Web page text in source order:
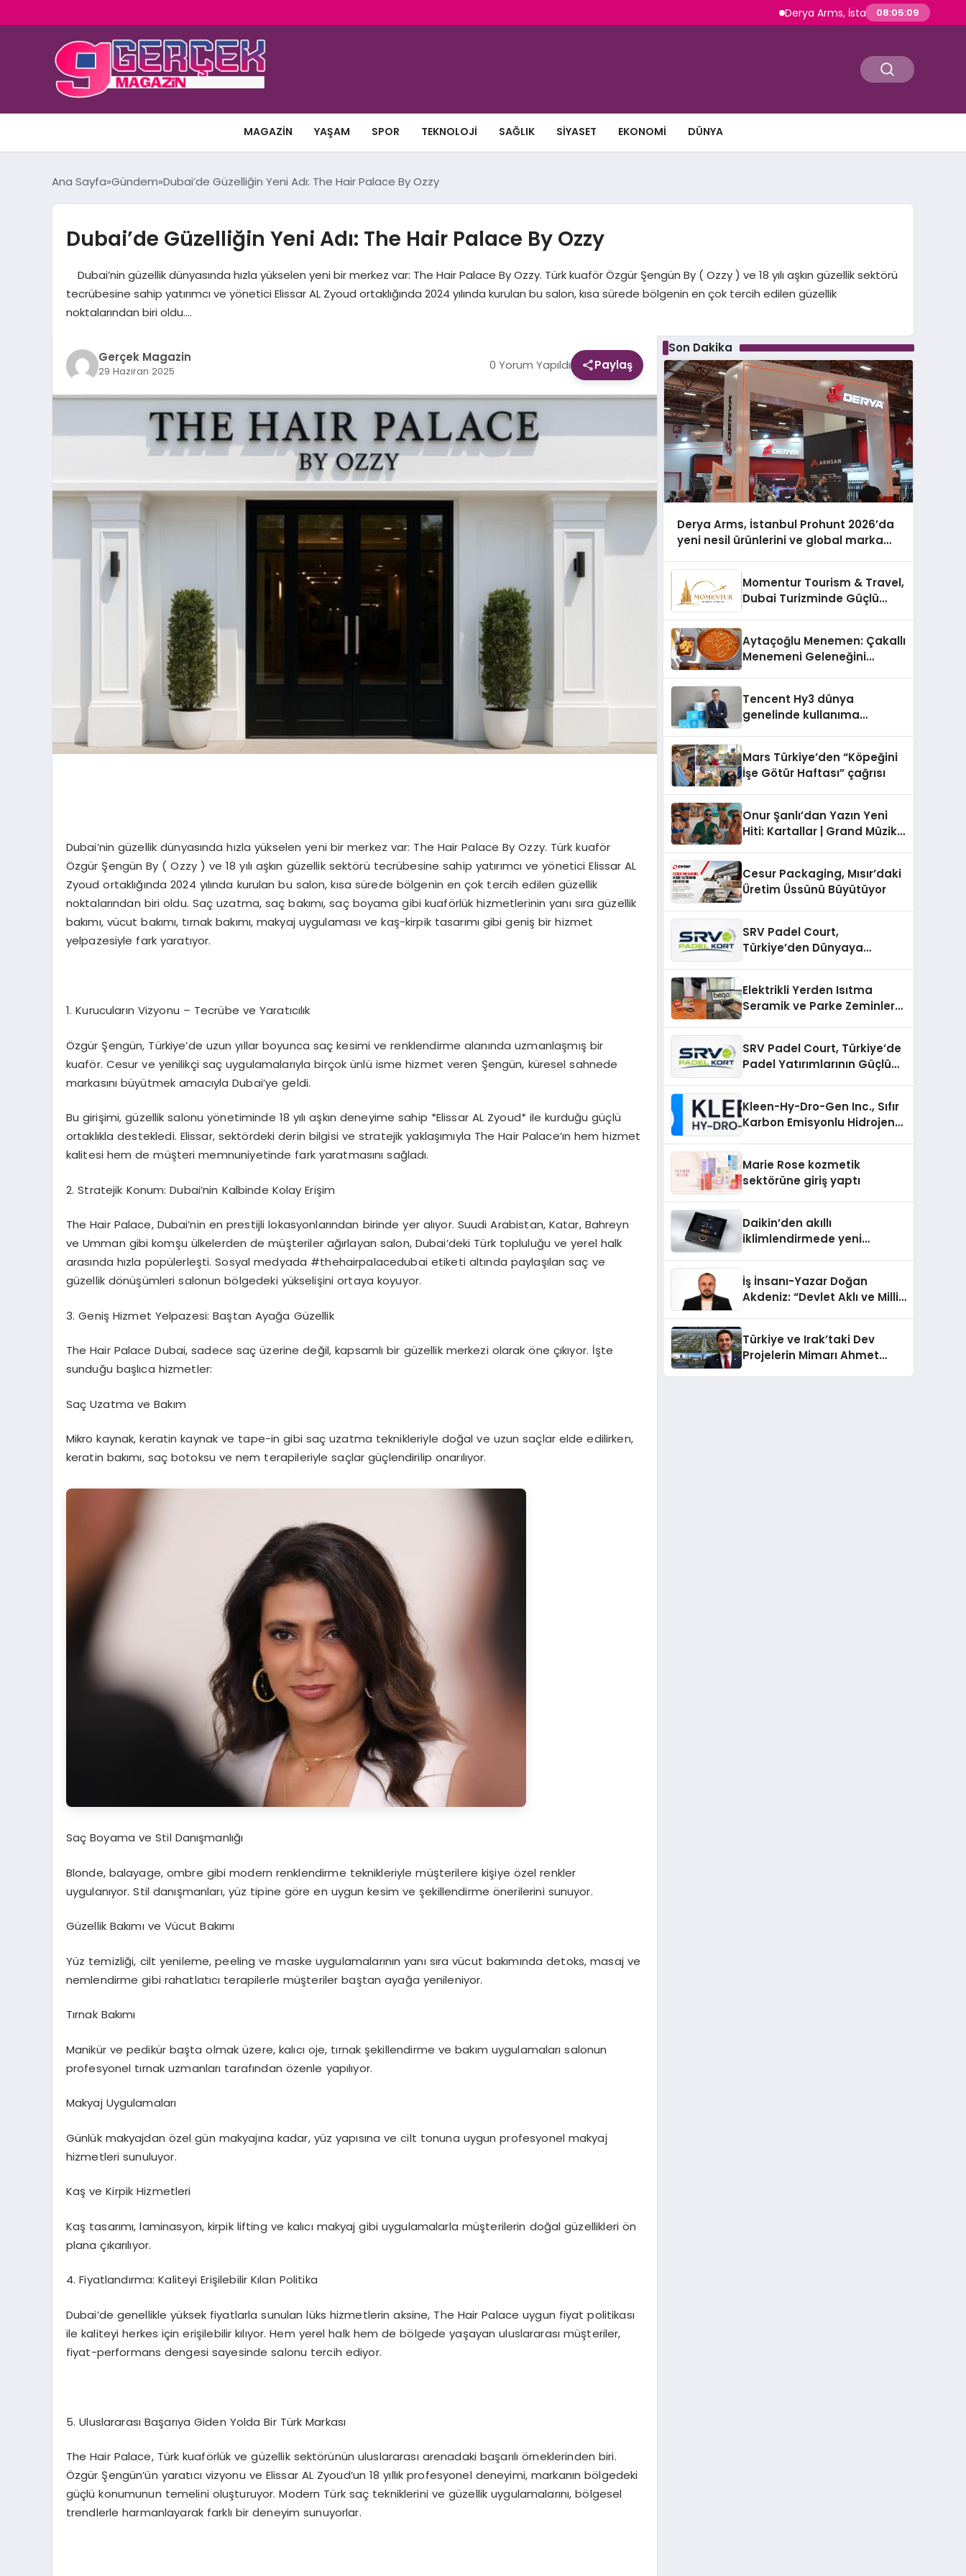
Derya Arms, İstanbul Prohunt 2026’da yeni
08:05:10
MAGAZIN YAŞAM SPOR TEKNOLOJI SAĞLIK SIYASET EKONOMI DÜNYA
Ana Sayfa Gündem Dubai’de Güzelliğin Yeni Adı: The Hair Palace By Ozzy
Dubai’de Güzelliğin Yeni Adı: The Hair Palace By Ozzy
Dubai’nin güzellik dünyasında hızla yükselen yeni bir merkez var: The Hair Palace By Ozzy. Türk kuaför Özgür Şengün By ( Ozzy ) ve 18 yılı aşkın güzellik sektörü
tecrübesine sahip yatırımcı ve yönetici Elissar AL Zyoud ortaklığında 2024 yılında kurulan bu salon, kısa sürede bölgenin en çok tercih edilen güzellik
noktalarından biri oldu….
Gerçek Magazin
29 Haziran 2025 0 Yorum Yapıldı Paylaş
Dubai’nin güzellik dünyasında hızla yükselen yeni bir merkez var: The Hair Palace By Ozzy. Türk kuaför
Özgür Şengün By ( Ozzy ) ve 18 yılı aşkın güzellik sektörü tecrübesine sahip yatırımcı ve yönetici Elissar AL
Zyoud ortaklığında 2024 yılında kurulan bu salon, kısa sürede bölgenin en çok tercih edilen güzellik
noktalarından biri oldu. Saç uzatma, saç bakımı, saç boyama gibi kuaförlük hizmetlerinin yanı sıra güzellik
bakımı, vücut bakımı, tırnak bakımı, makyaj uygulaması ve kaş-kirpik tasarımı gibi geniş bir hizmet
yelpazesiyle fark yaratıyor.
1.⁠ ⁠Kurucuların Vizyonu – Tecrübe ve Yaratıcılık
Özgür Şengün, Türkiye’de uzun yıllar boyunca saç kesimi ve renklendirme alanında uzmanlaşmış bir
kuaför. Cesur ve yenilikçi saç uygulamalarıyla birçok ünlü isme hizmet veren Şengün, küresel sahnede
markasını büyütmek amacıyla Dubai’ye geldi.
Bu girişimi, güzellik salonu yönetiminde 18 yılı aşkın deneyime sahip *Elissar AL Zyoud* ile kurduğu güçlü
ortaklıkla destekledi. Elissar, sektördeki derin bilgisi ve stratejik yaklaşımıyla The Hair Palace’ın hem hizmet
kalitesi hem de müşteri memnuniyetinde fark yaratmasını sağladı.
2.⁠ ⁠Stratejik Konum: Dubai’nin Kalbinde Kolay Erişim
The Hair Palace, Dubai’nin en prestijli lokasyonlarından birinde yer alıyor. Suudi Arabistan, Katar, Bahreyn
ve Umman gibi komşu ülkelerden de müşteriler ağırlayan salon, Dubai’deki Türk topluluğu ve yerel halk
arasında hızla popülerleşti. Sosyal medyada #thehairpalacedubai etiketi altında paylaşılan saç ve
güzellik dönüşümleri salonun bölgedeki yükselişini ortaya koyuyor.
3.⁠ ⁠Geniş Hizmet Yelpazesi: Baştan Ayağa Güzellik
The Hair Palace Dubai, sadece saç üzerine değil, kapsamlı bir güzellik merkezi olarak öne çıkıyor. İşte
sunduğu başlıca hizmetler:
Saç Uzatma ve Bakım
Mikro kaynak, keratin kaynak ve tape-in gibi saç uzatma teknikleriyle doğal ve uzun saçlar elde edilirken,
keratin bakımı, saç botoksu ve nem terapileriyle saçlar güçlendirilip onarılıyor.
Saç Boyama ve Stil Danışmanlığı
Blonde, balayage, ombre gibi modern renklendirme teknikleriyle müşterilere kişiye özel renkler
uygulanıyor. Stil danışmanları, yüz tipine göre en uygun kesim ve şekillendirme önerilerini sunuyor.
Güzellik Bakımı ve Vücut Bakımı
Yüz temizliği, cilt yenileme, peeling ve maske uygulamalarının yanı sıra vücut bakımında detoks, masaj ve
nemlendirme gibi rahatlatıcı terapilerle müşteriler baştan ayağa yenileniyor.
Tırnak Bakımı
Manikür ve pedikür başta olmak üzere, kalıcı oje, tırnak şekillendirme ve bakım uygulamaları salonun
profesyonel tırnak uzmanları tarafından özenle yapılıyor.
Makyaj Uygulamaları
Günlük makyajdan özel gün makyajına kadar, yüz yapısına ve cilt tonuna uygun profesyonel makyaj
hizmetleri sunuluyor.
Kaş ve Kirpik Hizmetleri
Kaş tasarımı, laminasyon, kirpik lifting ve kalıcı makyaj gibi uygulamalarla müşterilerin doğal güzellikleri ön
plana çıkarılıyor.
4.⁠ ⁠Fiyatlandırma: Kaliteyi Erişilebilir Kılan Politika
Dubai’de genellikle yüksek fiyatlarla sunulan lüks hizmetlerin aksine, The Hair Palace uygun fiyat politikası
ile kaliteyi herkes için erişilebilir kılıyor. Hem yerel halk hem de bölgede yaşayan uluslararası müşteriler,
fiyat-performans dengesi sayesinde salonu tercih ediyor.
5.⁠ ⁠Uluslararası Başarıya Giden Yolda Bir Türk Markası
The Hair Palace, Türk kuaförlük ve güzellik sektörünün uluslararası arenadaki başarılı örneklerinden biri.
Özgür Şengün’ün yaratıcı vizyonu ve Elissar AL Zyoud’un 18 yıllık profesyonel deneyimi, markanın bölgedeki
güçlü konumunun temelini oluşturuyor. Modern Türk saç tekniklerini ve güzellik uygulamalarını, bölgesel
trendlerle harmanlayarak farklı bir deneyim sunuyorlar.
Son Dakika
Derya Arms, İstanbul Prohunt 2026’da
yeni nesil ürünlerini ve global marka
Momentur Tourism & Travel,
Dubai Turizminde Güçlü
Aytaçoğlu Menemen: Çakallı
Menemeni Geleneğini
Tencent Hy3 dünya
genelinde kullanıma
Mars Türkiye’den “Köpeğini
İşe Götür Haftası” çağrısı
Onur Şanlı’dan Yazın Yeni
Hiti: Kartallar | Grand Müzik
Cesur Packaging, Mısır’daki
Üretim Üssünü Büyütüyor
SRV Padel Court,
Türkiye’den Dünyaya
Elektrikli Yerden Isıtma
Seramik ve Parke Zeminler
SRV Padel Court, Türkiye’de
Padel Yatırımlarının Güçlü
Kleen-Hy-Dro-Gen Inc., Sıfır
Karbon Emisyonlu Hidrojen
Aldı
Marie Rose kozmetik
sektörüne giriş yaptı
Daikin’den akıllı
iklimlendirmede yeni
İş İnsanı-Yazar Doğan
Akdeniz: “Devlet Aklı ve Milli
Türkiye ve Irak’taki Dev
Projelerin Mimarı Ahmet